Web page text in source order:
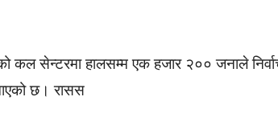
सेन्टरमा हालसम्म एक हजार २०० जनाले
छ। रासस